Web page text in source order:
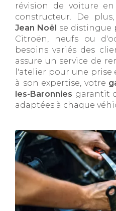
révision de voiture
constructeur. De plus,
Jean Noël se distingue
Citroën, neufs ou
besoins variés des
assure un service de
l'atelier pour une prise
à son expertise, votre
les-Baronnies garantit
adaptées à chaque